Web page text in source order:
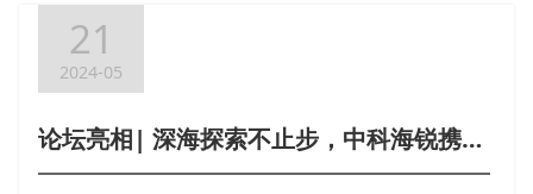
21
2024-05
论坛亮相| 深海探索不止步，中科海锐携新材料展现硬核实力